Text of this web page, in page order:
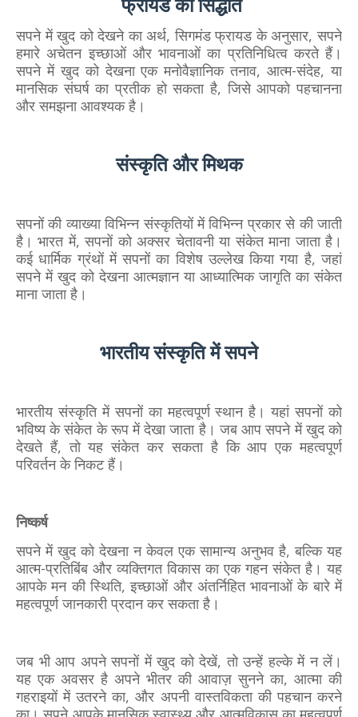
सपने में खुद को देखने का अर्थ,सिगमंड फ्रायड के अनुसार, सपने
हमारे अचेतन इच्छाओं और भावनाओं का प्रतिनिधित्व करते हैं।
सपने में खुद को देखना एक मनोवैज्ञानिक तनाव, आत्म-संदेह, या
मानसिक संघर्ष का प्रतीक हो सकता है, जिसे आपको पहचानना
और समझना आवश्यक है।
संस्कृति और मिथक
सपनों की व्याख्या विभिन्न संस्कृतियों में विभिन्न प्रकार से की जाती
है। भारत में, सपनों को अक्सर चेतावनी या संकेत माना जाता है।
कई धार्मिक ग्रंथों में सपनों का विशेष उल्लेख किया गया है, जहां
सपने में खुद को देखना आत्मज्ञान या आध्यात्मिक जागृति का संकेत
माना जाता है।
भारतीय संस्कृति में सपने
भारतीय संस्कृति में सपनों का महत्वपूर्ण स्थान है। यहां सपनों को
भविष्य के संकेत के रूप में देखा जाता है। जब आप सपने में खुद को
देखते हैं, तो यह संकेत कर सकता है कि आप एक महत्वपूर्ण
परिवर्तन के निकट हैं।
निष्कर्ष
सपने में खुद को देखना न केवल एक सामान्य अनुभव है, बल्कि यह
आत्म-प्रतिबिंब और व्यक्तिगत विकास का एक गहन संकेत है। यह
आपके मन की स्थिति, इच्छाओं और अंतर्निहित भावनाओं के बारे में
महत्वपूर्ण जानकारी प्रदान कर सकता है।
जब भी आप अपने सपनों में खुद को देखें, तो उन्हें हल्के में न लें।
यह एक अवसर है अपने भीतर की आवाज़ सुनने का, आत्मा की
गहराइयों में उतरने का, और अपनी वास्तविकता की पहचान करने